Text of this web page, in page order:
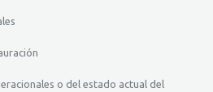
o del estado actual del